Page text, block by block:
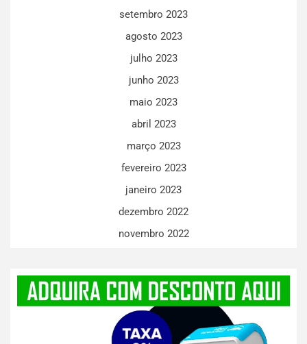
setembro 2023
agosto 2023
julho 2023
junho 2023
maio 2023
abril 2023
março 2023
fevereiro 2023
janeiro 2023
dezembro 2022
novembro 2022